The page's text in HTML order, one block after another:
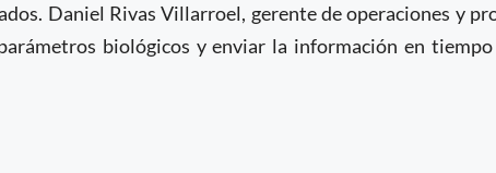
Daniel Rivas Villarroel, gerente de operaciones y
biológicos y enviar la información en